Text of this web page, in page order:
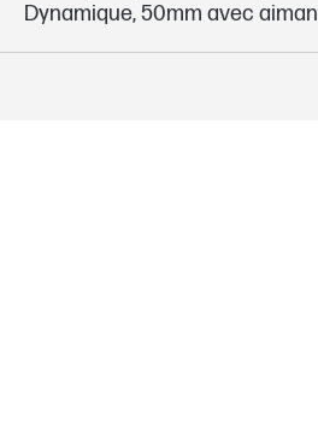
Dynamique, 50mm avec